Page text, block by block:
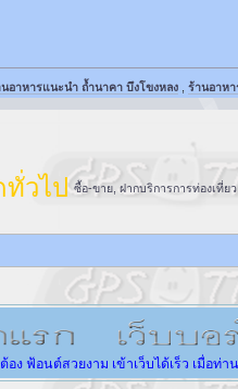
อาหารแนะนำ ถ้ำนาคา บึงโขงหลง, ร้านอาห
วไป ซื้อ-ขาย, ฝากบริการการท่องเที่ย
อง ฟ้อนต์สวยงาม เข้าเว็บได้เร็ว เมื่อท่า